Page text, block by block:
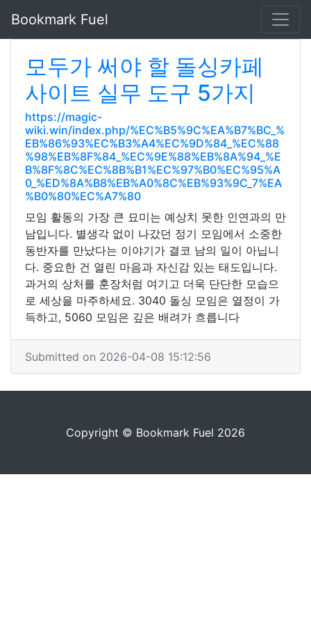
Bookmark Fuel
모두가 써야 할 돌싱카페
사이트 실무 도구 5가지
https://magic-
wiki.win/index.php/%EC%B5%9C%EA%B7%BC_%
EB%86%93%EC%B3%A4%EC%9D%84_%EC%88
%98%EB%8F%84_%EC%9E%88%EB%8A%94_%E
B%8F%8C%EC%8B%B1%EC%97%B0%EC%95%A
0_%ED%8A%B8%EB%A0%8C%EB%93%9C_7%EA
%B0%80%EC%A7%80
모임 활동의 가장 큰 묘미는 예상치 못한 인연과의 만
남입니다. 별생각 없이 나갔던 정기 모임에서 소중한
동반자를 만났다는 이야기가 결코 남의 일이 아닙니
다. 중요한 건 열린 마음과 자신감 있는 태도입니다.
과거의 상처를 훈장처럼 여기고 더욱 단단한 모습으
로 세상을 마주하세요. 3040 돌싱 모임은 열정이 가
득하고, 5060 모임은 깊은 배려가 흐릅니다
Submitted on 2026-04-08 15:12:56
Copyright © Bookmark Fuel 2026